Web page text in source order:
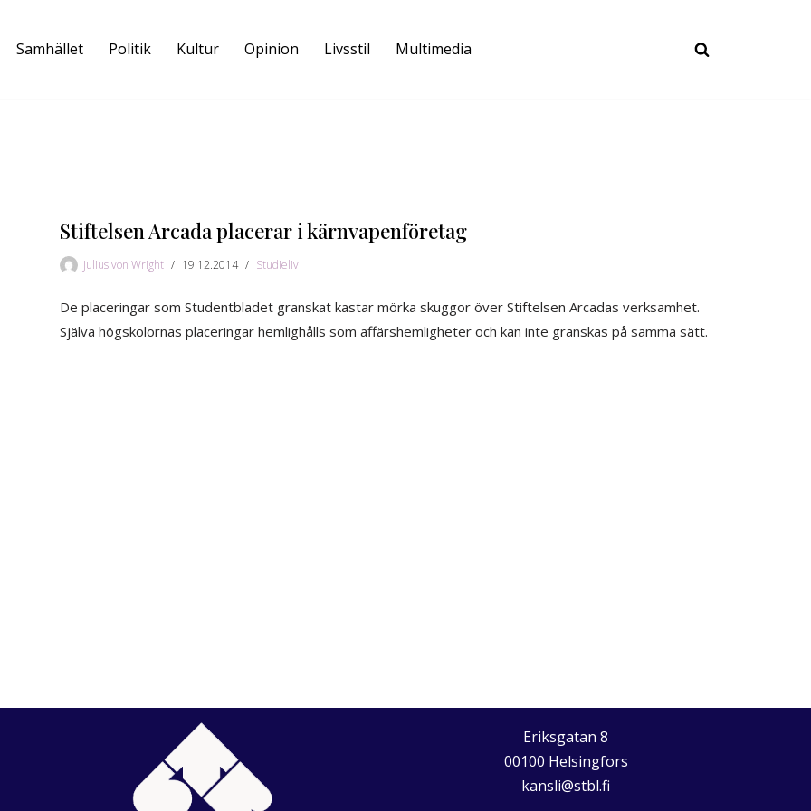
Samhället Politik Kultur Opinion Livsstil Multimedia
Stiftelsen Arcada placerar i kärnvapenföretag
Julius von Wright 19.12.2014 Studieliv
De placeringar som Studentbladet granskat kastar mörka skuggor över Stiftelsen Arcadas verksamhet.
Själva högskolornas placeringar hemlighålls som affärshemligheter och kan inte granskas på samma sätt.
Eriksgatan 8
00100 Helsingfors
kansli@stbl.fi